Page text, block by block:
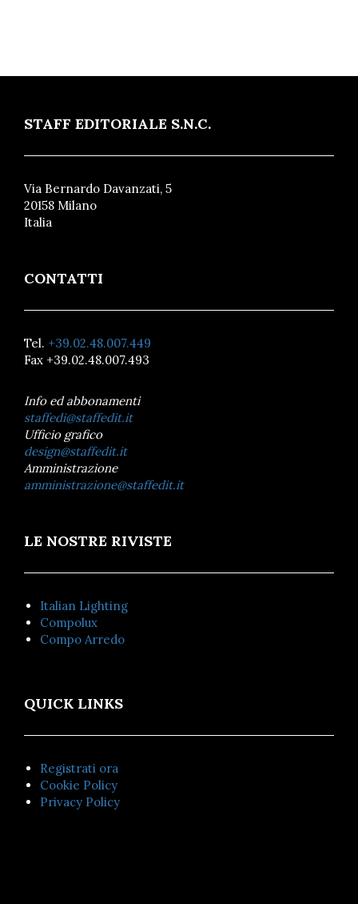
STAFF EDITORIALE S.N.C.
Via Bernardo Davanzati, 5
20158 Milano
Italia
CONTATTI
Tel. +39.02.48.007.449
Fax +39.02.48.007.493
Info ed abbonamenti
staffedi@staffedit.it
Ufficio grafico
design@staffedit.it
Amministrazione
amministrazione@staffedit.it
LE NOSTRE RIVISTE
Italian Lighting
Compolux
Compo Arredo
QUICK LINKS
Registrati ora
Cookie Policy
Privacy Policy